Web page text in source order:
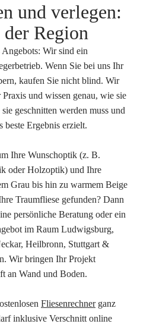
und verlegen:
Region
Wir sind ein
Wenn Sie bei uns Ihr
kaufen Sie nicht blind. Wir
Praxis und wissen genau, wie sie
geschnitten werden muss und
beste Ergebnis erzielt.
Ihre Wunschoptik (z. B.
oder Holzoptik) und Ihre
Grau bis hin zu warmem Beige
Traumfliese gefunden? Dann
persönliche Beratung oder ein
im Raum Ludwigsburg,
Heilbronn, Stuttgart &
Wir bringen Ihr Projekt
an Wand und Boden.
Fliesenrechnerganz
inklusive Verschnitt online